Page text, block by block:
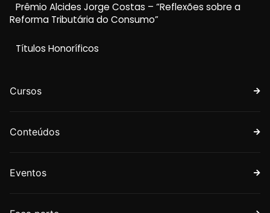
Prêmio Alcides Jorge Costas – “Reflexões sobre a
Reforma Tributária do Consumo”
Títulos Honoríficos
Cursos
Conteúdos
Eventos